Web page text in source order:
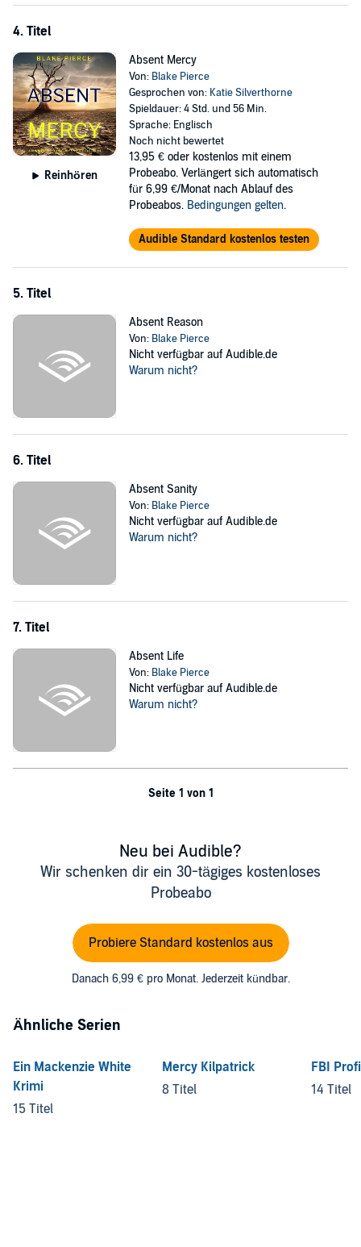
guessing, yet trying to put the pieces together, Pierce is your
“A typical Blake Pierce twisting, turning, roller coaster ride suspense
thriller. Will have you turning the pages to the last sentence of the
last chapter!!!”—Reader review (City of Prey)
©2023 Blake Pierce (P)2023 Blake Pierce
4. Titel
Reinhören
Absent Mercy
Von: Blake Pierce
Gesprochen von: Katie Silverthorne
Spieldauer: 4 Std. und 56 Min.
Sprache: Englisch
Noch nicht bewertet
13,95 € oder kostenlos mit einem
Probeabo. Verlängert sich automatisch
für 6,99 €/Monat nach Ablauf des
Probeabos. Bedingungen gelten.
Audible Standard kostenlos testen
5. Titel
Absent Reason
Von: Blake Pierce
Nicht verfügbar auf Audible.de
Warum nicht?
6. Titel
Absent Sanity
Von: Blake Pierce
Nicht verfügbar auf Audible.de
Warum nicht?
7. Titel
Absent Life
Von: Blake Pierce
Nicht verfügbar auf Audible.de
Warum nicht?
Seite 1 von 1
Neu bei Audible?
Wir schenken dir ein 30-tägiges kostenloses
Probeabo
Probiere Standard kostenlos aus
Danach 6,99 € pro Monat. Jederzeit kündbar.
Ähnliche Serien
Ein Mackenzie White
Krimi
15 Titel
Mercy Kilpatrick
8 Titel
FBI
14 Titel